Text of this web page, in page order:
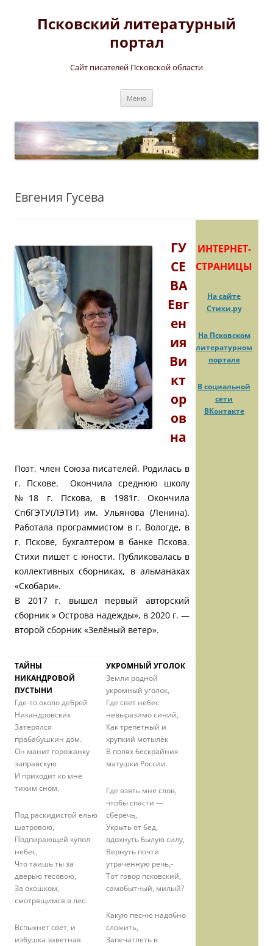
содержимому
Псковский литературный
портал
Сайт писателей Псковской области
Меню
Евгения Гусева
ГУ
СЕ
ВА
Евг
ен
ия
Ви
кт
ор
ов
на
Поэт, член Союза писателей. Родилась в
г. Пскове. Окончила среднюю школу
№18 г. Пскова, в 1981г. Окончила
СпбГЭТУ(ЛЭТИ) им. Ульянова (Ленина).
Работала программистом в г. Вологде, в
г. Пскове, бухгалтером в банке Пскова.
Стихи пишет с юности. Публиковалась в
коллективных сборниках, в альманахах
«Скобари».
В 2017 г. вышел первый авторский
сборник » Острова надежды», в 2020 г. —
второй сборник «Зелёный ветер».
ИНТЕРНЕТ-
СТРАНИЦЫ
На сайте
Стихи.ру
На Псковском
литературном
портале
В социальной
сети
ВКонтакте
ТАЙНЫ
НИКАНДРОВОЙ
ПУСТЫНИ
Где-то около дебрей
Никандровских
Затерялся
прабабушкин дом.
Он манит горожанку
заправскую
И приходит ко мне
тихим сном.
Под раскидистой елью
шатровою,
Подпирающей купол
небес,
Что таишь ты за
дверью тесовою,
За окошком,
смотрящимся в лес.
Вспыхнет свет, и
избушка заветная
УКРОМНЫЙ УГОЛОК
Земли родной
укромный уголок,
Где свет небес
невыразимо синий,
Как трепетный и
хрупкий мотылёк
В полях бескрайних
матушки России.
Где взять мне слов,
чтобы спасти —
сберечь,
Укрыть от бед,
вдохнуть былую силу,
Вернуть почти
утраченную речь,-
Тот говор псковский,
самобытный, милый?
Какую песню надобно
сложить,
Запечатлеть в